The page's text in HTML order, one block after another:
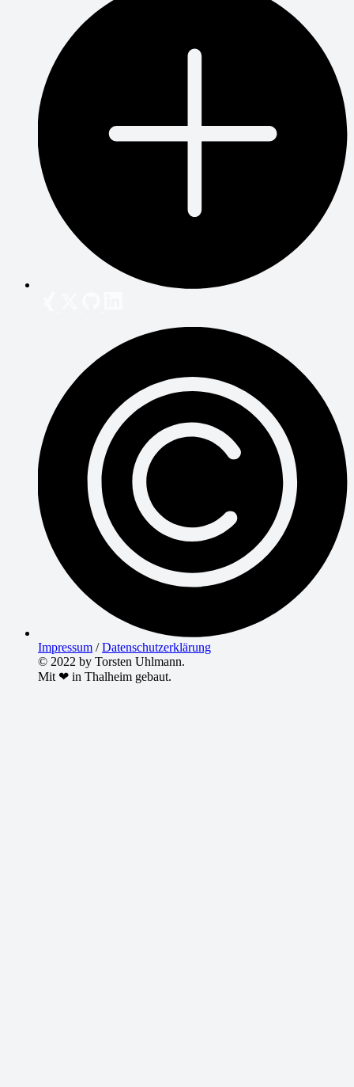
Impressum /Datenschutzerklärung
© 2022 by Torsten Uhlmann.
Mit ❤ in Thalheim gebaut.